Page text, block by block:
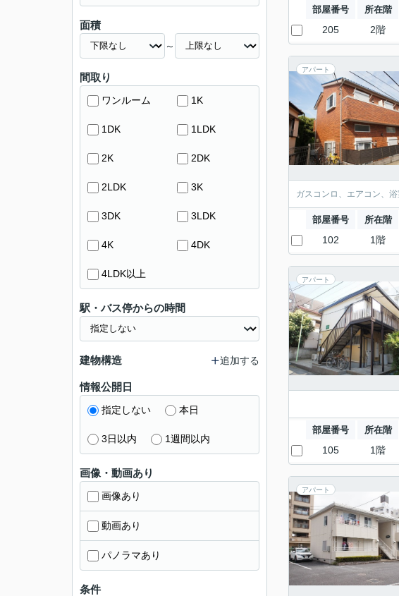
部屋番号 所在階
205 2階
アパート
ガスコンロ、エアコン、
部屋番号 所在階
102 1階
アパート
部屋番号 所在階
105 1階
アパート
面積
～
間取り
ワンルーム 1K
1DK 1LDK
2K 2DK
2LDK 3K
3DK 3LDK
4K 4DK
4LDK以上
駅・バス停からの時間
建物構造 追加する
情報公開日
指定しない 本日
3日以内 1週間以内
画像・動画あり
画像あり
動画あり
パノラマあり
条件